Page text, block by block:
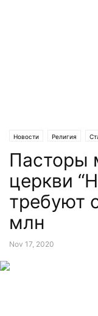
Новости Религия
Пасторы
церкви
требуют
млн
Nov 17, 2020